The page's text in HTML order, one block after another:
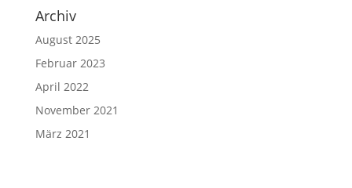
Archiv
August 2025
Februar 2023
April 2022
November 2021
März 2021